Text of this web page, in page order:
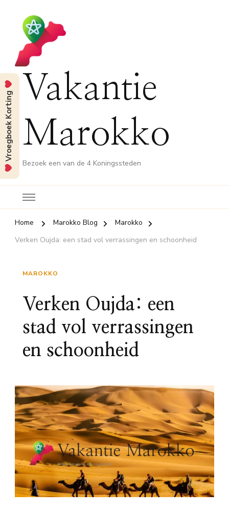
Vakantie
Marokko
Bezoek een van de 4 Koningssteden
Home Marokko Blog
Marokko
Verken Oujda: een stad vol verrassingen en schoonheid
MAROKKO
Verken Oujda: een
stad vol verrassingen
en schoonheid
Vroegboek Korting